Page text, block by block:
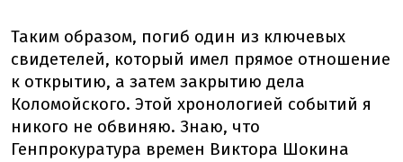
Таким образом, погиб один из ключевых
свидетелей, который имел прямое отношение
к открытию, а затем закрытию дела
Коломойского. Этой хронологией событий я
никого не обвиняю. Знаю, что
Генпрокуратура времен Виктора Шокина